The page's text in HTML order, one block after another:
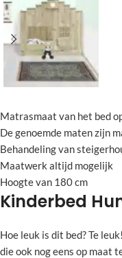
Matrasmaat van het bed
De genoemde maten zijn
Behandeling van
Maatwerk altijd mogelijk
Hoogte van 180 cm
Kinderbed
Hoe leuk is dit bed? Te
die ook nog eens op maat